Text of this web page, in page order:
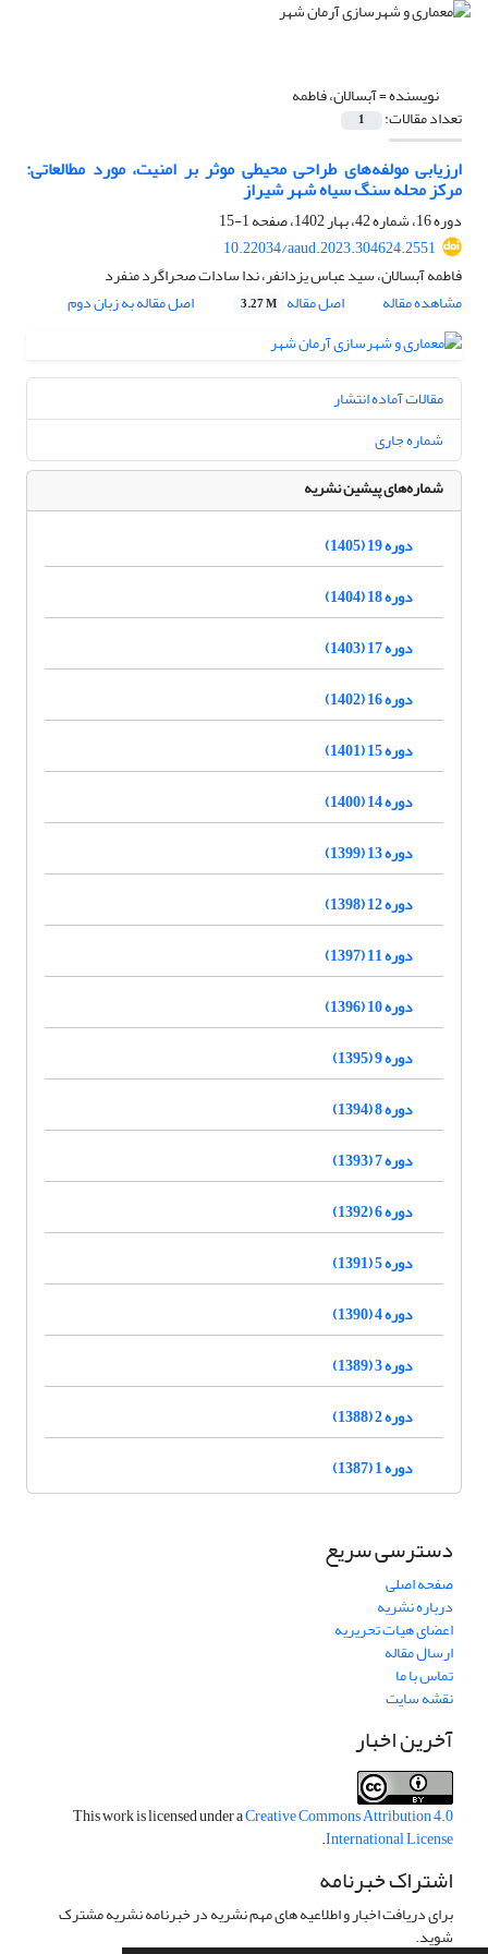
نویسنده =آبسالان، فاطمه
تعداد مقالات: 1
ارزیابی مولفه‌های طراحی محیطی موثر بر امنیت، مورد مطالعاتی:
مرکز محله سنگ سیاه شهر شیراز
دوره 16، شماره 42، بهار 1402، صفحه
1-15
10.22034/aaud.2023.304624.2551
فاطمه آبسالان، سید عباس یزدانفر، ندا سادات صحراگرد منفرد
مشاهده مقاله
اصل مقاله 3.27 M اصل مقاله به زبان دوم
مقالات آماده انتشار
شماره جاری
شماره‌های پیشین نشریه
دوره 19 (1405)
دوره 18 (1404)
دوره 17 (1403)
دوره 16 (1402)
دوره 15 (1401)
دوره 14 (1400)
دوره 13 (1399)
دوره 12 (1398)
دوره 11 (1397)
دوره 10 (1396)
دوره 9 (1395)
دوره 8 (1394)
دوره 7 (1393)
دوره 6 (1392)
دوره 5 (1391)
دوره 4 (1390)
دوره 3 (1389)
دوره 2 (1388)
دوره 1 (1387)
دسترسی سریع
صفحه اصلی
درباره نشریه
اعضای هیات تحریریه
ارسال مقاله
تماس با ما
نقشه سایت
آخرین اخبار
This work is licensed under aCreative Commons Attribution 4.0
International License
.
اشتراک خبرنامه
برای دریافت اخبار و اطلاعیه های مهم نشریه در خبرنامه نشریه مشترک
شوید.